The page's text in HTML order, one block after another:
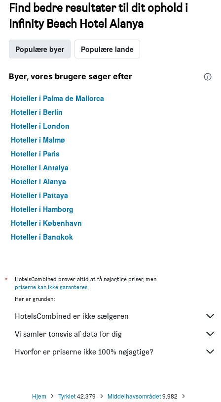
Find bedre resultater til dit ophold i
Infinity Beach Hotel Alanya
Populære byer Populære lande
Byer, vores brugere søger efter
Hoteller i Palma de Mallorca
Hoteller i Berlin
Hoteller i London
Hoteller i Malmø
Hoteller i Paris
Hoteller i Antalya
Hoteller i Alanya
Hoteller i Pattaya
Hoteller i Hamborg
Hoteller i København
Hoteller i Bangkok
*
HotelsCombined prøver altid at få nøjagtige priser, men
priserne kan ikke garanteres.
Her er grunden:
HotelsCombined er ikke sælgeren
Vi samler tonsvis af data for dig
Hvorfor er priserne ikke 100% nøjagtige?
Hjem Tyrkiet 42.379 Middelhavsområdet 9.982